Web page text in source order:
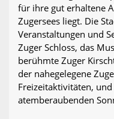
für ihre gut erhaltene
Zugersees liegt. Die
Veranstaltungen und
Zuger Schloss, das
berühmte Zuger
der nahegelegene
Freizeitaktivitäten,
atemberaubenden